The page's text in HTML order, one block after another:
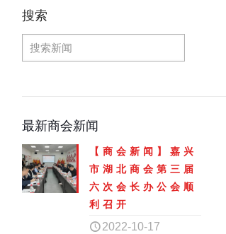
搜索
最新商会新闻
【商会新闻】嘉兴
市湖北商会第三届
六次会长办公会顺
利召开
2022-10-17